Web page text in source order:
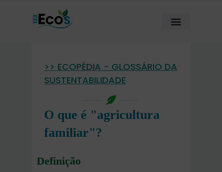
>> ECOPÉDIA - GLOSSÁRIO DA
SUSTENTABILIDADE
O que é "agricultura
familiar"?
Definição